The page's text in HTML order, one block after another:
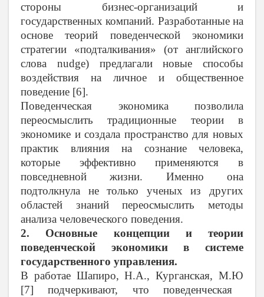
стороны бизнес-организаций и
государственных компаний. Разработанные на
основе теорий поведенческой экономики
стратегии «подталкивания» (от английского
слова nudge) предлагали новые способы
воздействия на личное и общественное
поведение [6].
Поведенческая экономика позволила
переосмыслить традиционные теории в
экономике и создала пространство для новых
практик влияния на сознание человека,
которые эффективно применяются в
повседневной жизни. Именно она
подтолкнула не только ученых из других
областей знаний переосмыслить методы
анализа человеческого поведения.
2. Основные концепции и теории
поведенческой экономики в системе
государственного управления.
В работае Шапиро, Н.А., Курганская, М.Ю
[7] подчеркивают, что поведенческая